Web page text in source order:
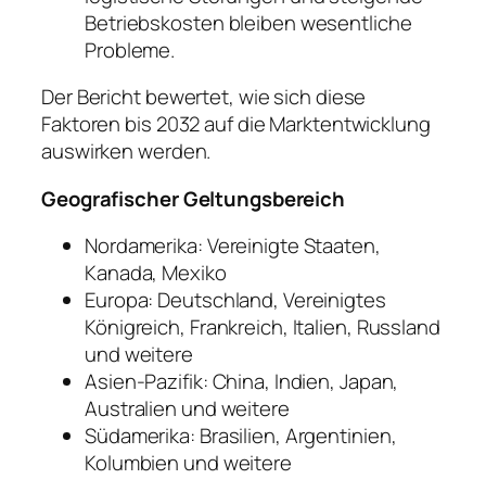
Betriebskosten bleiben wesentliche
Probleme.
Der Bericht bewertet, wie sich diese
Faktoren bis 2032 auf die Marktentwicklung
auswirken werden.
Geografischer Geltungsbereich
Nordamerika: Vereinigte Staaten,
Kanada, Mexiko
Europa: Deutschland, Vereinigtes
Königreich, Frankreich, Italien, Russland
und weitere
Asien-Pazifik: China, Indien, Japan,
Australien und weitere
Südamerika: Brasilien, Argentinien,
Kolumbien und weitere